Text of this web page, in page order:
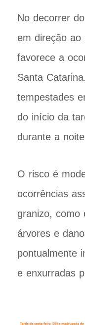
No decorrer
em direção ao
favorece a
Santa
tempestades
do início da
durante a
O risco é
ocorrências
granizo, como
árvores e
pontualmente
e enxurradas